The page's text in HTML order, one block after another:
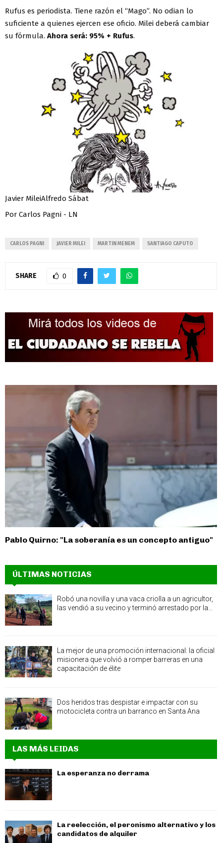
Rufus es periodista. Tiene razón el “Mago”. No odian lo
suficiente a quienes ejercen ese oficio. Milei deberá cambiar
su fórmula. Ahora será: 95% + Rufus.
Javier MileiAlfredo Sábat
Por Carlos Pagni - LN
CARLOS PAGNI JAVIER MILEI MARTIN MENEM SANTIAGO CAPUTO
SHARE 0
Pablo Quirno: "La soberanía es un concepto antiguo"
ÚLTIMAS NOTICIAS
Robó una novilla y una vaca criolla a un agricultor,
las vendió a su vecino y terminó arrestado por la...
La mejor de una promoción internacional: la oficial
misionera que volvió a romper barreras en una
capacitación de élite
Dos heridos tras despistar e impactar con su
motocicleta contra un barranco en Santa Ana
LAS MÁS LEIDAS
La esperanza no derrama
La reelección, el peronismo alternativo y los
candidatos de alquiler